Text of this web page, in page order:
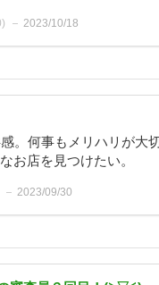
) 2023/10/18
。何事もメリハリが大
お店を見つけたい。
2023/09/30